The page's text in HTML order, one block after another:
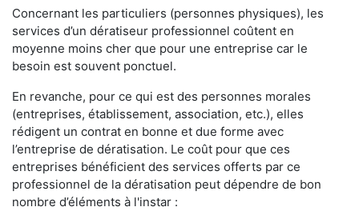
Concernant les particuliers (personnes physiques), les
services d’un dératiseur professionnel coûtent en
moyenne moins cher que pour une entreprise car le
besoin est souvent ponctuel.
En revanche, pour ce qui est des personnes morales
(entreprises, établissement, association, etc.), elles
rédigent un contrat en bonne et due forme avec
l’entreprise de dératisation. Le coût pour que ces
entreprises bénéficient des services offerts par ce
professionnel de la dératisation peut dépendre de bon
nombre d’éléments à l'instar :